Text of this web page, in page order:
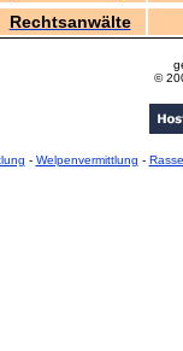
Rechtsanwälte
©
- Welpenvermittlung -